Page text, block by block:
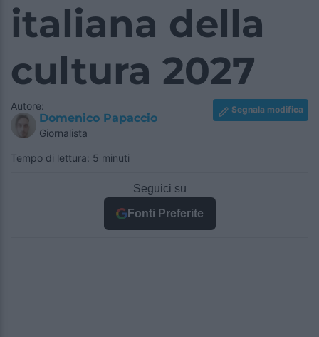
italiana della
cultura 2027
Autore:
Domenico Papaccio
Giornalista
Segnala modifica
Tempo di lettura: 5 minuti
Seguici su
Fonti Preferite